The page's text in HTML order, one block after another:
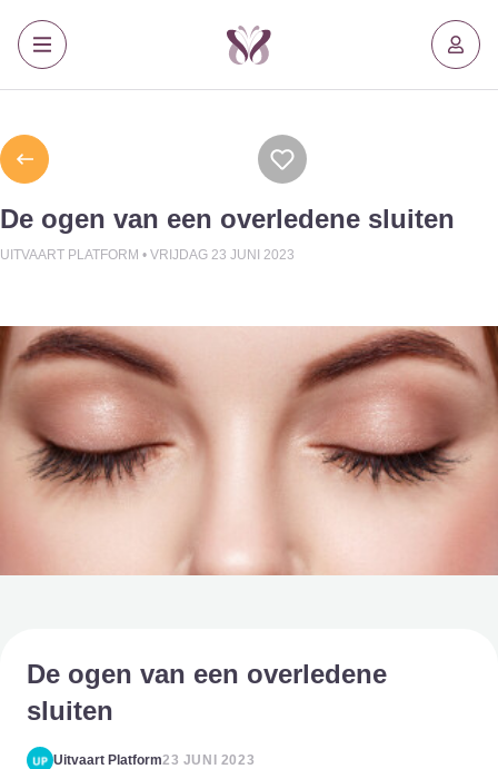
De ogen van een overledene sluiten
UITVAART PLATFORM • VRIJDAG 23 JUNI 2023
De ogen van een overledene
sluiten
Uitvaart Platform23 JUNI 2023